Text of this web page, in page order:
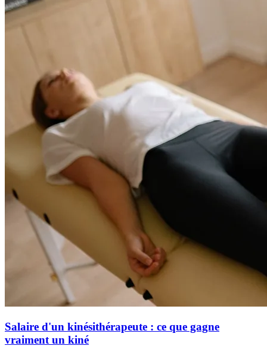
Salaire d'un kinésithérapeute : ce que gagne
vraiment un kiné